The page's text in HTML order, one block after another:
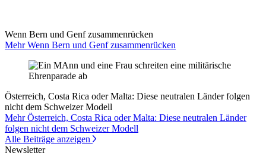
Wenn Bern und Genf zusammenrücken
Mehr Wenn Bern und Genf zusammenrücken
Österreich, Costa Rica oder Malta: Diese neutralen Länder folgen
nicht dem Schweizer Modell
Mehr Österreich, Costa Rica oder Malta: Diese neutralen Länder
folgen nicht dem Schweizer Modell
Alle Beiträge anzeigen
Newsletter